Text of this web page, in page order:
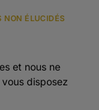
NON ÉLUCIDÉS
et nous ne
disposez